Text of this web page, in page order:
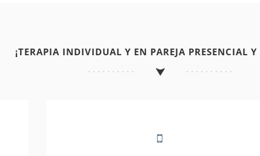
¡TERAPIA INDIVIDUAL Y EN PAREJA PRESENCIAL